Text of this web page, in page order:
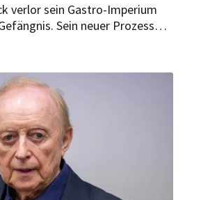
verlor sein Gastro-Imperium
Sein neuer Prozess